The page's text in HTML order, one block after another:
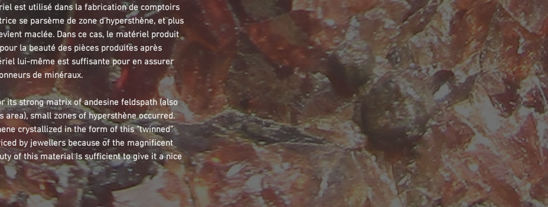
est utilisé dans la fabrication de comptoirs
se parsème de zone d’hypersthène, et plus
maclée. Dans ce cas, le matériel produit
la beauté des pièces produites après
lui-même est suffisante pour en assurer
de minéraux.
its strong matrix of andesine feldspath (also
small zones of hypersthène occurred.
crystallized in the form of this “twinned”
by jewellers because of the magnificent
of this material is sufficient to give it a nice